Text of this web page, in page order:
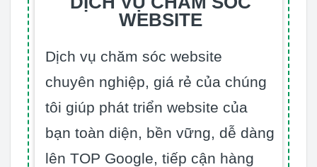
WEBSITE
Dịch vụ chăm sóc website
chuyên nghiệp, giá rẻ của chúng
tôi giúp phát triển website của
bạn toàn diện, bền vững, dễ dàng
lên TOP Google, tiếp cận hàng